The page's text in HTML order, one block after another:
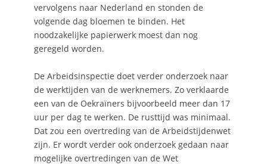
vervolgens naar Nederland en stonden de
volgende dag bloemen te binden. Het
noodzakelijke papierwerk moest dan nog
geregeld worden.
De Arbeidsinspectie doet verder onderzoek naar
de werktijden van de werknemers. Zo verklaarde
een van de Oekraïners bijvoorbeeld meer dan 17
uur per dag te werken. De rusttijd was minimaal.
Dat zou een overtreding van de Arbeidstijdenwet
zijn. Er wordt verder ook onderzoek gedaan naar
mogelijke overtredingen van de Wet